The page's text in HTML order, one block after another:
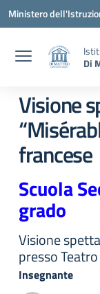
Vai ai contenuti
Vai al menu di
Vai al footer
Ministero
Di
Visione
francese
Scuola
grado
Visione
presso
Insegnante